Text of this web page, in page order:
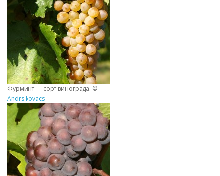
Фурминт — сорт винограда. ©
Andrs.kovacs